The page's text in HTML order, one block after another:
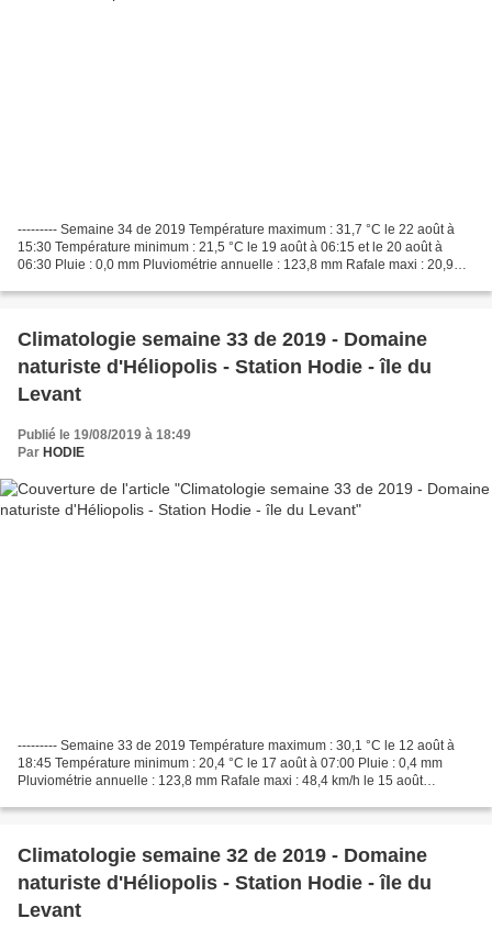
--------- Semaine 34 de 2019 Température maximum : 31,7 °C le 22 août à
15:30 Température minimum : 21,5 °C le 19 août à 06:15 et le 20 août à
06:30 Pluie : 0,0 mm Pluviométrie annuelle : 123,8 mm Rafale maxi : 20,9
Climatologie semaine 33 de 2019 - Domaine
naturiste d'Héliopolis - Station Hodie - île du
Levant
Publié le 19/08/2019 à 18:49
Par HODIE
--------- Semaine 33 de 2019 Température maximum : 30,1 °C le 12 août à
18:45 Température minimum : 20,4 °C le 17 août à 07:00 Pluie : 0,4 mm
Pluviométrie annuelle : 123,8 mm Rafale maxi : 48,4 km/h le 15 août
Climatologie semaine 32 de 2019 - Domaine
naturiste d'Héliopolis - Station Hodie - île du
Levant